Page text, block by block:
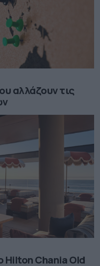
αλλάζουν τις
Hilton Chania Old